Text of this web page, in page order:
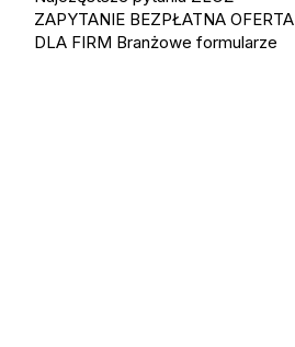
ZAPYTANIE BEZPŁATNA OFERTA
DLA FIRM Branżowe formularze